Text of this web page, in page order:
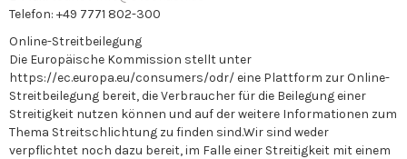
Telefon: +49 7771 802-300
Online-Streitbeilegung
Die Europäische Kommission stellt unter
https://ec.europa.eu/consumers/odr/ eine Plattform zur Online-
Streitbeilegung bereit, die Verbraucher für die Beilegung einer
Streitigkeit nutzen können und auf der weitere Informationen zum
Thema Streitschlichtung zu finden sind.Wir sind weder
verpflichtet noch dazu bereit, im Falle einer Streitigkeit mit einem